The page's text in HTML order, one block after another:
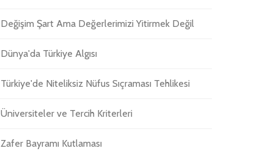
Değişim Şart Ama Değerlerimizi Yitirmek Değil
Dünya'da Türkiye Algısı
Türkiye'de Niteliksiz Nüfus Sıçraması Tehlikesi
Üniversiteler ve Tercih Kriterleri
Zafer Bayramı Kutlaması